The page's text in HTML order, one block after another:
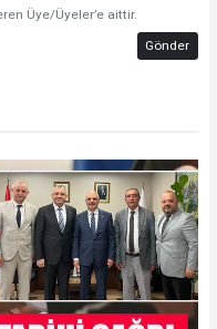
Üye/Üyeler’e aittir.
Gönder